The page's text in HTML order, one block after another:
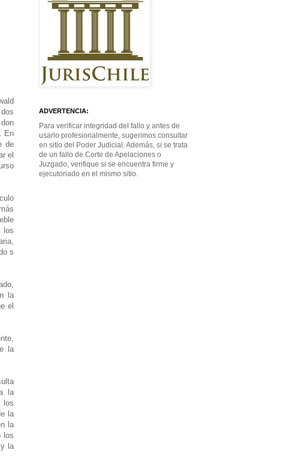
En
de
el
los
s
la
el
la
la
los
la
la
los
la
ADVERTENCIA:
Para verificar integridad del fallo y antes de
usarlo profesionalmente, sugerimos consultar
en sitio del Poder Judicial. Además, si se trata
de un fallo de Corte de Apelaciones o
Juzgado, verifique si se encuentra firme y
ejecutoriado en el mismo sitio.